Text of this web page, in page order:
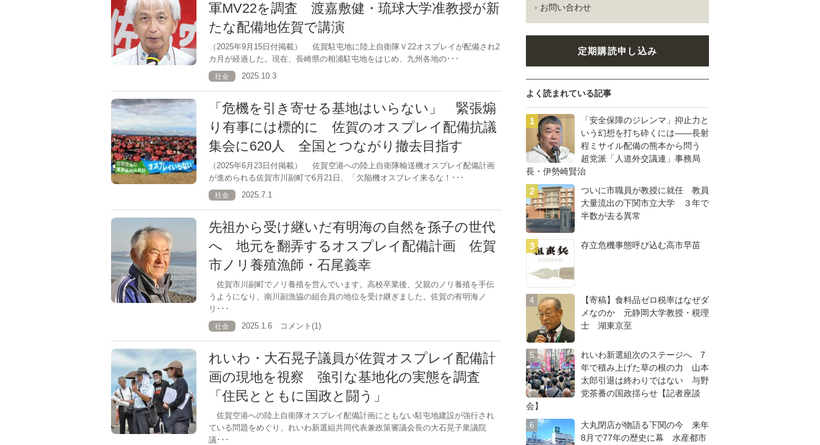
軍MV22を調査 渡嘉敷健・琉球大学准教授が新
たな配備地佐賀で講演
（2025年9月15日付掲載） 佐賀駐屯地に陸上自衛隊Ｖ22オスプレイが配備され2
カ月が経過した。現在、長崎県の相浦駐屯地をはじめ、九州各地の･･･
社会 2025.10.3
「危機を引き寄せる基地はいらない」 緊張煽
り有事には標的に 佐賀のオスプレイ配備抗議
集会に620人 全国とつながり撤去目指す
（2025年6月23日付掲載） 佐賀空港への陸上自衛隊輸送機オスプレイ配備計画
が進められる佐賀市川副町で6月21日、「欠陥機オスプレイ来るな！･･･
社会 2025.7.1
先祖から受け継いだ有明海の自然を孫子の世代
へ 地元を翻弄するオスプレイ配備計画 佐賀
市ノリ養殖漁師・石尾義幸
佐賀市川副町でノリ養殖を営んでいます。高校卒業後、父親のノリ養殖を手伝
うようになり、南川副漁協の組合員の地位を受け継ぎました。佐賀の有明海ノ
リ･･･
社会 2025.1.6 コメント(1)
れいわ・大石晃子議員が佐賀オスプレイ配備計
画の現地を視察 強引な基地化の実態を調査
「住民とともに国政と闘う」
佐賀空港への陸上自衛隊オスプレイ配備計画にともない駐屯地建設が強行され
ている問題をめぐり、れいわ新選組共同代表兼政策審議会長の大石晃子衆議院
議･･･
お問い合わせ
定期購読申し込み
よく読まれている記事
「安全保障のジレンマ」抑止力と
いう幻想を打ち砕くには――長射
程ミサイル配備の熊本から問う
超党派「人道外交議連」事務局
長・伊勢崎賢治
ついに市職員が教授に就任 教員
大量流出の下関市立大学 ３年で
半数が去る異常
存立危機事態呼び込む高市早苗
【寄稿】食料品ゼロ税率はなぜダ
メなのか 元静岡大学教授・税理
士 湖東京至
れいわ新選組次のステージへ 7
年で積み上げた草の根の力 山本
太郎引退は終わりではない 与野
党茶番の国政揺らせ【記者座談
会】
大丸閉店が物語る下関の今 来年
8月で77年の歴史に幕 水産都市